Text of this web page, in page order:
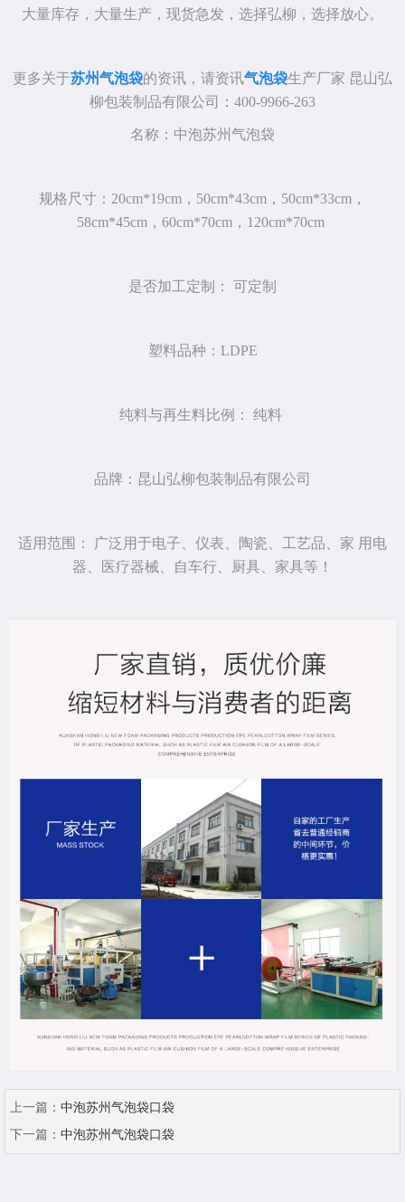
大量库存，大量生产，现货急发，选择弘柳，选择放心。
更多关于苏州气泡袋的资讯，请资讯气泡袋生产厂家 昆山弘
柳包装制品有限公司：400-9966-263
名称：中泡苏州气泡袋
规格尺寸：20cm*19cm，50cm*43cm，50cm*33cm，
58cm*45cm，60cm*70cm，120cm*70cm
是否加工定制： 可定制
塑料品种：LDPE
纯料与再生料比例： 纯料
品牌：昆山弘柳包装制品有限公司
适用范围： 广泛用于电子、仪表、陶瓷、工艺品、家 用电
器、医疗器械、自车行、厨具、家具等！
上一篇： 中泡苏州气泡袋口袋
下一篇： 中泡苏州气泡袋口袋